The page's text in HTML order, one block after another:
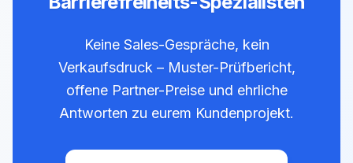
Keine Sales-Gespräche, kein
Verkaufsdruck – Muster-Prüfbericht,
offene Partner-Preise und ehrliche
Antworten zu eurem Kundenprojekt.